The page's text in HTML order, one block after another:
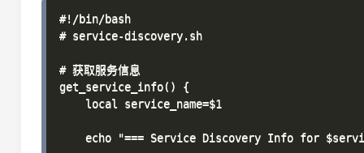
#!/bin/bash
# service-discovery.sh
# 获取服务信息
get_service_info() {
    local service_name=$1
echo "=== Service Discovery Info for